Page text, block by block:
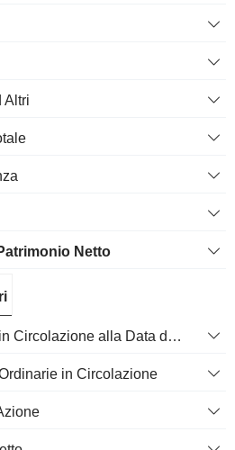
Altri
Netto
Totale delle Azioni in Circolazione alla Data di Deposito
in Circolazione